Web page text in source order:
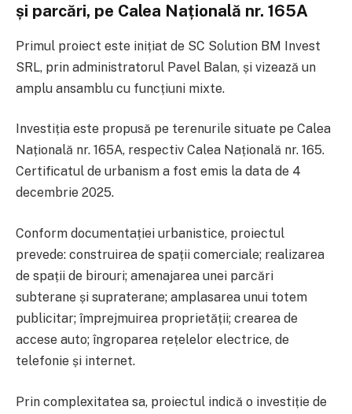
și parcări, pe Calea Națională nr. 165A
Primul proiect este inițiat de SC Solution BM Invest
SRL, prin administratorul Pavel Balan, și vizează un
amplu ansamblu cu funcțiuni mixte.
Investiția este propusă pe terenurile situate pe Calea
Națională nr. 165A, respectiv Calea Națională nr. 165.
Certificatul de urbanism a fost emis la data de 4
decembrie 2025.
Conform documentației urbanistice, proiectul
prevede: construirea de spații comerciale; realizarea
de spații de birouri; amenajarea unei parcări
subterane și supraterane; amplasarea unui totem
publicitar; împrejmuirea proprietății; crearea de
accese auto; îngroparea rețelelor electrice, de
telefonie și internet.
Prin complexitatea sa, proiectul indică o investiție de